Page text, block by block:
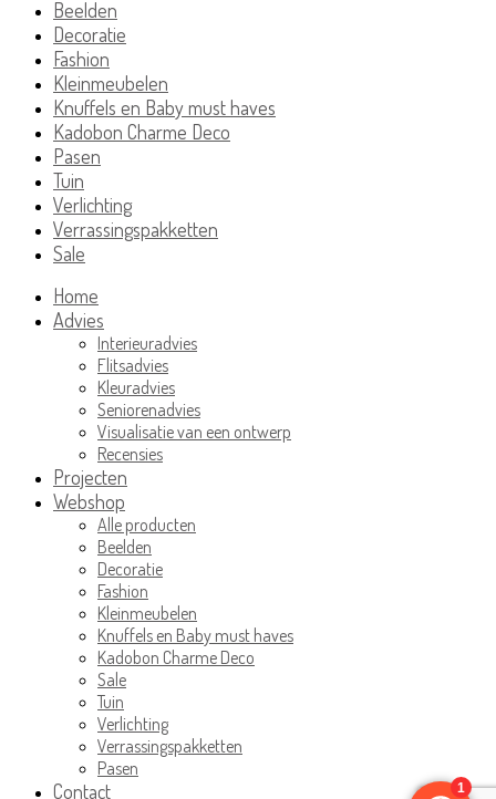
Beelden
Decoratie
Fashion
Kleinmeubelen
Knuffels en Baby must haves
Kadobon Charme Deco
Pasen
Tuin
Verlichting
Verrassingspakketten
Sale
Home
Advies
Interieuradvies
Flitsadvies
Kleuradvies
Seniorenadvies
Visualisatie van een ontwerp
Recensies
Projecten
Webshop
Alle producten
Beelden
Decoratie
Fashion
Kleinmeubelen
Knuffels en Baby must haves
Kadobon Charme Deco
Sale
Tuin
Verlichting
Verrassingspakketten
Pasen
Contact